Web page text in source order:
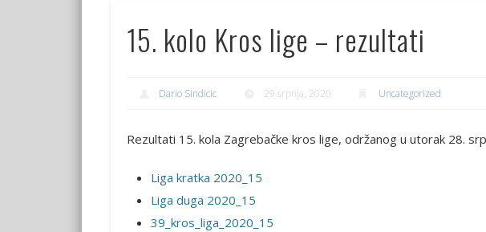
15. kolo Kros lige – rezultati
Dario Sindicic 29 srpnja, 2020 Uncategorized
Rezultati 15. kola Zagrebačke kros lige, održanog u utorak 28.
Liga kratka 2020_15
Liga duga 2020_15
39_kros_liga_2020_15